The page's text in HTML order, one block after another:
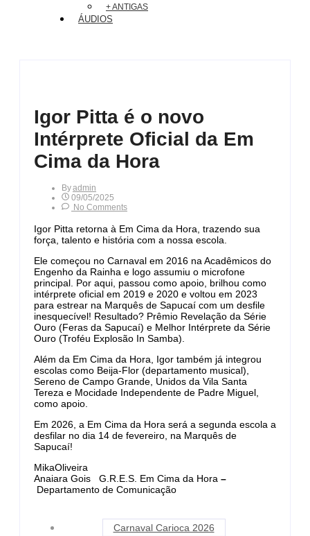
+ ANTIGAS
ÁUDIOS
Igor Pitta é o novo
Intérprete Oficial da Em
Cima da Hora
ByAdmin
09/05/2025
No Comments
Igor Pitta retorna à Em Cima da Hora, trazendo sua
força, talento e história com a nossa escola.
Ele começou no Carnaval em 2016 na Acadêmicos do
Engenho da Rainha e logo assumiu o microfone
principal. Por aqui, passou como apoio, brilhou como
intérprete oficial em 2019 e 2020 e voltou em 2023
para estrear na Marquês de Sapucaí com um desfile
inesquecível! Resultado? Prêmio Revelação da Série
Ouro (Feras da Sapucaí) e Melhor Intérprete da Série
Ouro (Troféu Explosão In Samba).
Além da Em Cima da Hora, Igor também já integrou
escolas como Beija-Flor (departamento musical),
Sereno de Campo Grande, Unidos da Vila Santa
Tereza e Mocidade Independente de Padre Miguel,
como apoio.
Em 2026, a Em Cima da Hora será a segunda escola a
desfilar no dia 14 de fevereiro, na Marquês de
Sapucaí!
MikaOliveira
Anaiara Gois G.R.E.S. Em Cima da Hora –
Departamento de Comunicação
Carnaval Carioca 2026